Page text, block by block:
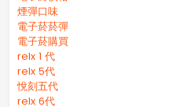
煙彈口味
電子菸菸彈
電子菸購買
relx 1 代
relx 5代
悅刻五代
relx 6代